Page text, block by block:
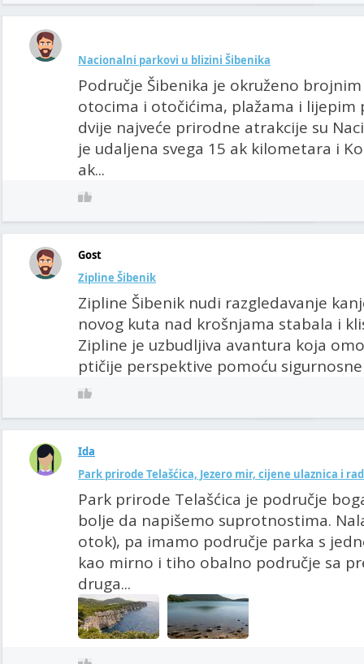
Nacionalni parkovi u blizini Šibenika
Područje Šibenika je okruženo
otocima i otočićima, plažama i
dvije najveće prirodne atrakcije su
je udaljena svega 15 ak kilometara i
ak...
Gost
Zipline Šibenik
Zipline Šibenik nudi razgledavanje
novog kuta nad krošnjama stabala i
Zipline je uzbudljiva avantura koja
ptičije perspektive pomoću
Ida
Park prirode Telašćica, Jezero mir, cijene ulaznica i
Park prirode Telašćica je područje
bolje da napišemo suprotnostima.
otok), pa imamo područje parka s
kao mirno i tiho obalno područje sa
druga...